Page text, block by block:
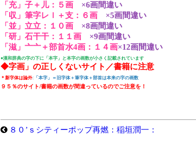
「充」子＋儿：５画 ×6画間違い
「収」筆字レｌ＋支：６画 ×5画間違い
「並」立立：１０画 ×8画間違い
「研」石干干：１１画 ×9画間違い
「滋」亠亠＋部首水4画：１４画×12画間違い
●漢和辞典の字の下に「本字」と本字の画数が小さく記載されています
◆字画」の正しくないサイト／書籍に注意
＊新字体は論外:「本字」＝旧字体＋筆字体＋部首は本来の字の画数
９５％のサイト/書籍の画数が間違っているのでご注意を！
８０’ｓシティーポップ再燃：稲垣潤一：